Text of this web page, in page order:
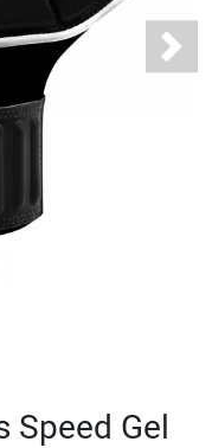
Next
Speed Gel